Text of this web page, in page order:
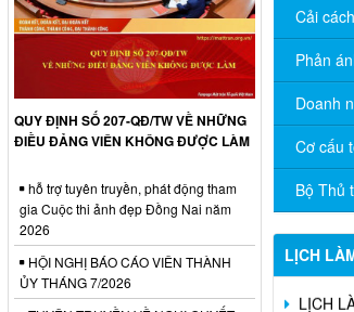
Cải
Phản
Doanh
Cơ cấu
Bộ Thủ
LỊCH
LỊCH
TUẦN
4)
LỊCH
TUẦN
6)
LỊCH
TUẦN
QUY ĐỊNH SỐ 207-QĐ/TW VỀ NHỮNG
ĐIỀU ĐẢNG VIÊN KHÔNG ĐƯỢC LÀM
hỗ trợ tuyên truyền, phát động tham
gia Cuộc thi ảnh đẹp Đồng Nai năm
2026
HỘI NGHỊ BÁO CÁO VIÊN THÀNH
ỦY THÁNG 7/2026